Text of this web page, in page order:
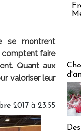
se montrent
comptent faire
Quant aux
valoriser leur
2017 à 23:55